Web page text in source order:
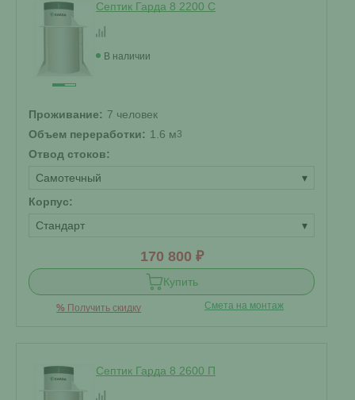
Септик Гарда 8 2200 C
В наличии
Проживание: 7 человек
Объем переработки: 1.6 м3
Отвод стоков:
Самотечный
▾
Корпус:
Стандарт
▾
170 800 ₽
Купить
% Получить скидку Смета на монтаж
Септик Гарда 8 2600 П